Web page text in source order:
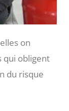
on
qui obligent
du risque